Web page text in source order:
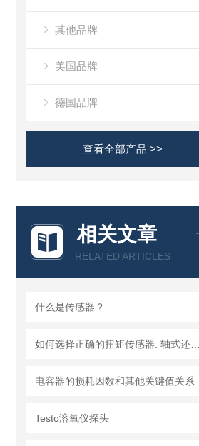
其他品牌
美国品牌
德国品牌
查看全部产品 >>
相关文章
RELATED ARTICLES
什么是传感器？
电容器的损耗因数和其他关键值关系
Testo溶氧仪探头